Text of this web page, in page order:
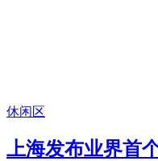
休闲区
上海发布业界首